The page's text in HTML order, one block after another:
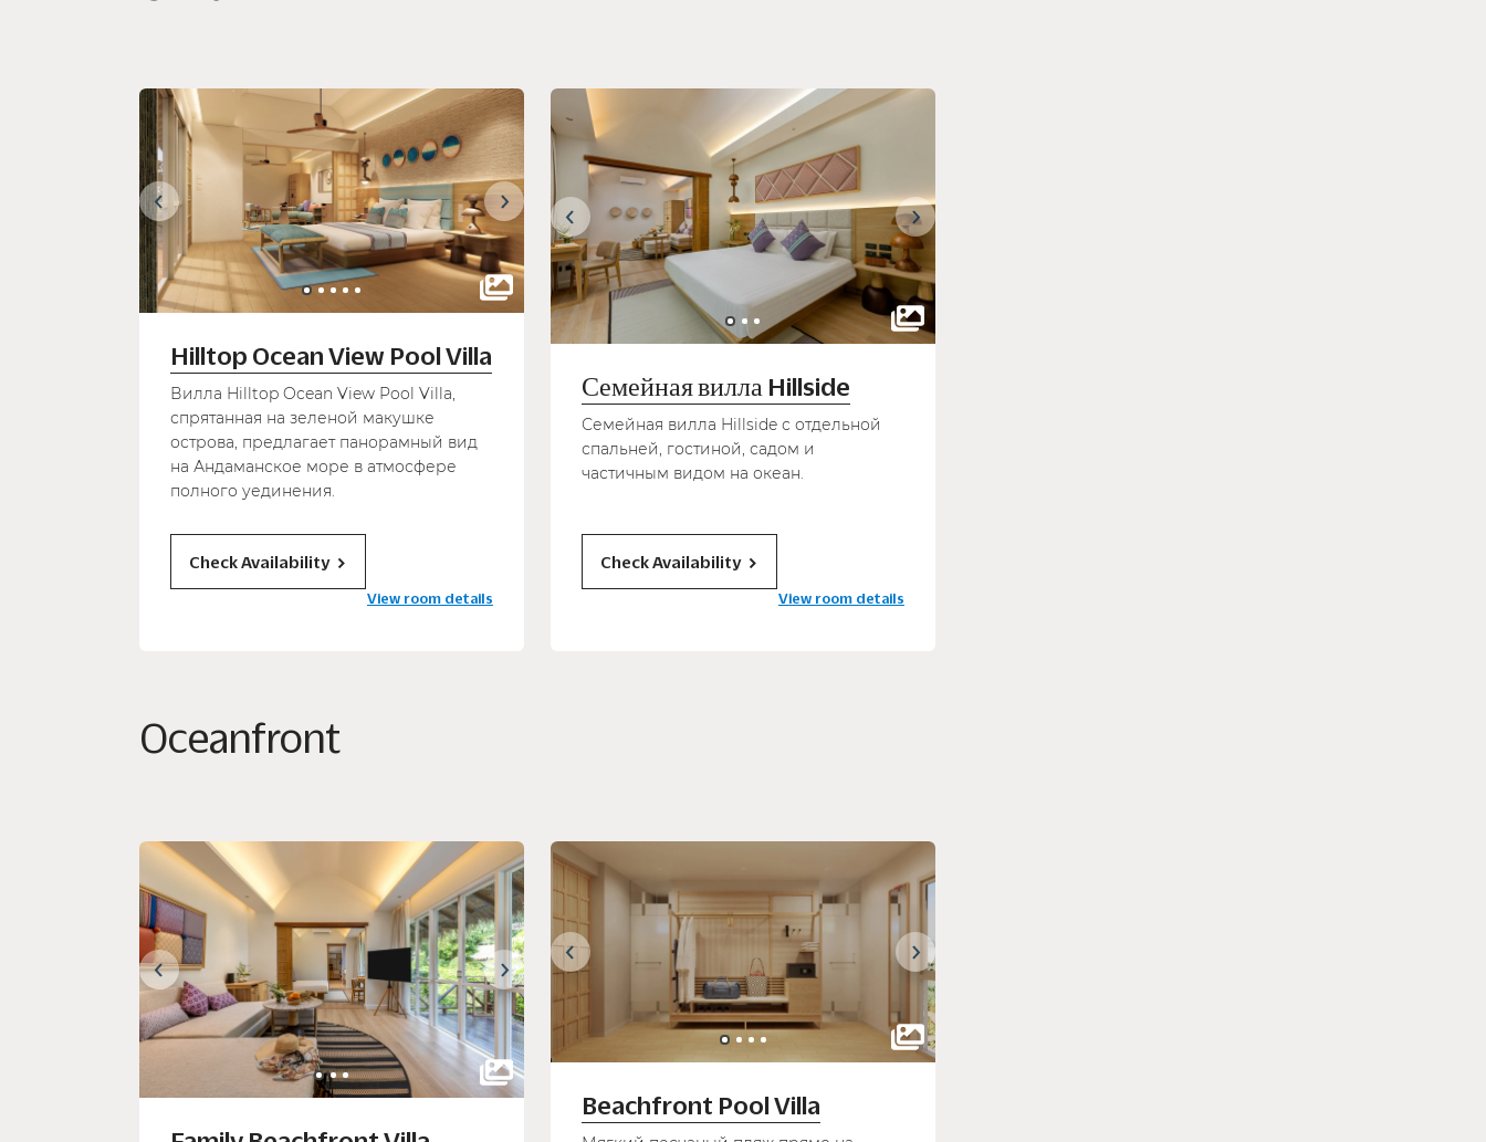
Hilltop Ocean View Pool Villa
Вилла Hilltop Ocean View Pool Villa,
спрятанная на зеленой макушке
острова, предлагает панорамный вид
на Андаманское море в атмосфере
полного уединения.
Check Availability
View room details
Семейная вилла Hillside
Семейная вилла Hillside с отдельной
спальней, гостиной, садом и
частичным видом на океан.
Check Availability
View room details
Oceanfront
Beachfront Pool Villa